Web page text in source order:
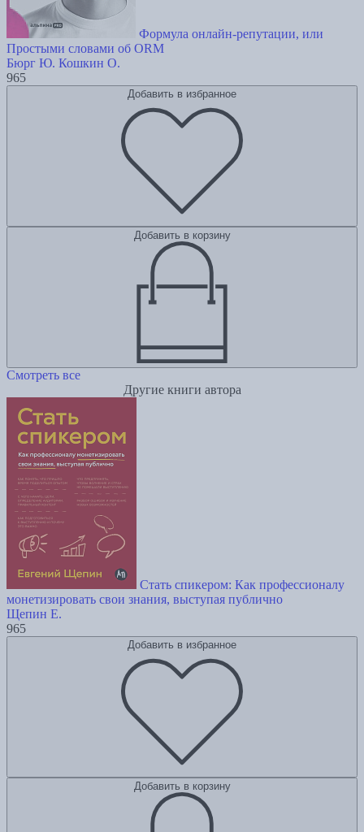
Формула онлайн-репутации, или
Простыми словами об ORM
Бюрг Ю. Кошкин О.
965
Добавить в избранное
Добавить в корзину
Смотреть все
Другие книги автора
Стать спикером: Как профессионалу
монетизировать свои знания, выступая публично
Щепин Е.
965
Добавить в избранное
Добавить в корзину